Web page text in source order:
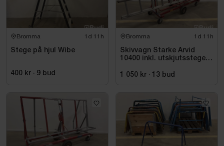
Bromma 1d 11h
Stege på hjul Wibe
400 kr · 9 bud
Bromma 1d 11h
Skivvagn Starke Arvid
10400 inkl. utskjutsstege
1 050 kr · 13 bud